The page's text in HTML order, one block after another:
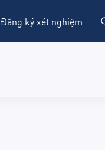
Đăng ký xét nghiệm